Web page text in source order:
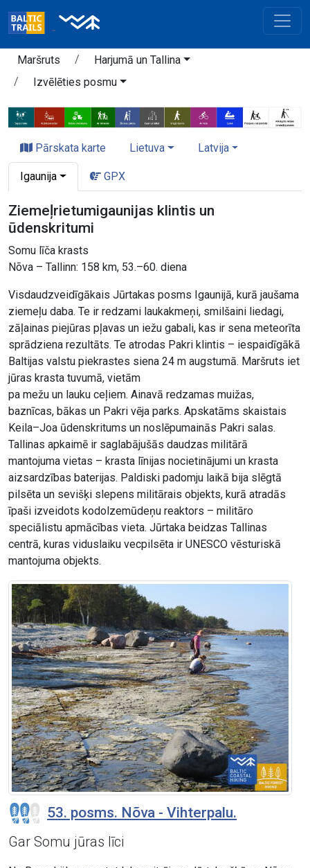
Maršruts
Harjumā un Tallina
Izvēlēties posmu
Pārskata karte Lietuva Latvija
Igaunija GPX
Ziemeļrietumigaunijas klintis un
ūdenskritumi
Somu līča krasts
Nõva – Tallinn: 158 km, 53.–60. diena
Visdaudzveidīgākais Jūrtakas posms Igaunijā, kurā jaušama
ziemeļu daba. Te ir redzami laukakmeņi, smilšaini liedagi,
zāļainas piejūras pļavas un iežu gabali, kas ir sena meteorīta
sprādziena rezultāts. Te atrodas Pakri klintis – iespaidīgākā
Baltijas valstu piekrastes siena 24 m augstumā. Maršruts iet
jūras krasta tuvumā, vietām
pa mežu un lauku ceļiem. Ainavā redzamas muižas,
baznīcas, bākas un Pakri vēja parks. Apskatāms skaistais
Keila–Joa ūdenskritums un noslēpumainās Pakri salas.
Tallinas apkaimē ir saglabājušās daudzas militārā
mantojuma vietas – krasta līnijas nocietinājumi un krasta
aizsardzības baterijas. Paldiski padomju laikā bija slēgtā
pilsēta un sevišķi slepens militārais objekts, kurā atradās
īpaši izveidots kodolzemūdeņu reaktors – militāro
speciālistu apmācības vieta. Jūrtaka beidzas Tallinas
centrā, kuras viduslaiku vecpilsēta ir UNESCO vēsturiskā
mantojuma objekts.
53. posms. Nõva - Vihterpalu.
Gar Somu jūras līci